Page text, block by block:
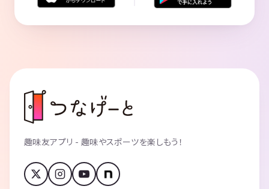
趣味友アプリ - 趣味やスポーツを楽しもう！